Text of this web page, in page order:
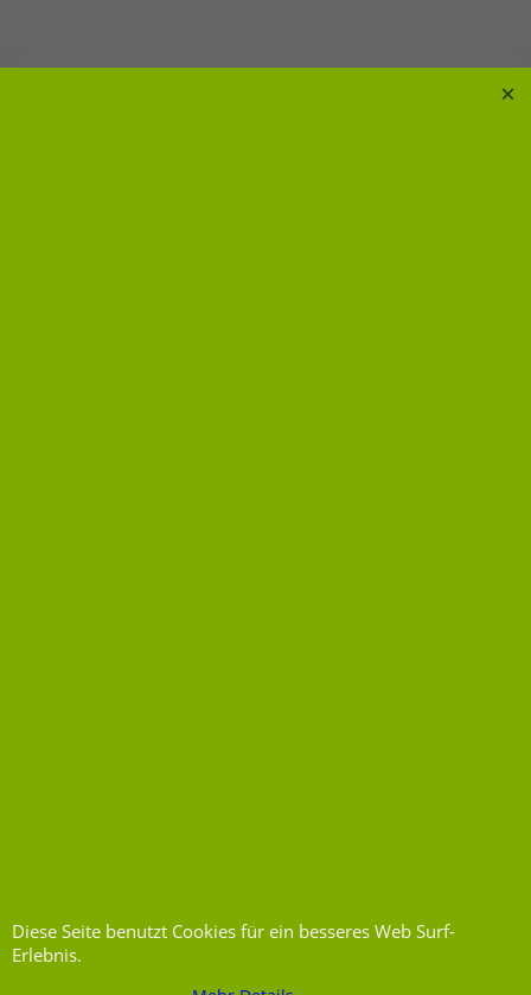
Diese Seite benutzt Cookies für ein besseres Web Surf-
Erlebnis.